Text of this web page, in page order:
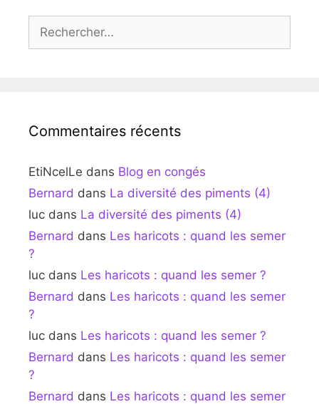
Commentaires récents
EtiNcelLe dans Blog en congés
Bernard dans La diversité des piments (4)
luc dans La diversité des piments (4)
Bernard dans Les haricots : quand les semer
?
luc dans Les haricots : quand les semer ?
Bernard dans Les haricots : quand les semer
?
luc dans Les haricots : quand les semer ?
Bernard dans Les haricots : quand les semer
?
Bernard dans Les haricots : quand les semer